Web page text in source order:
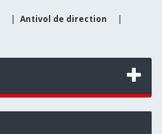
| Antivol de direction
|